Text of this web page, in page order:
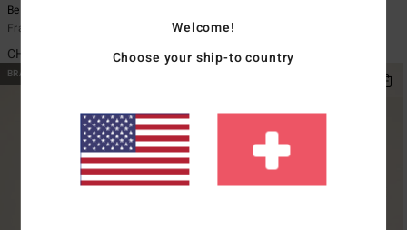
Be Happy
Frauen Rosa Sherpa-Weste
CHF 69,00
Frauen Grün Sweatshirt
CHF 69,00
BRANDNEU
Welcome!
Choose your ship-to country